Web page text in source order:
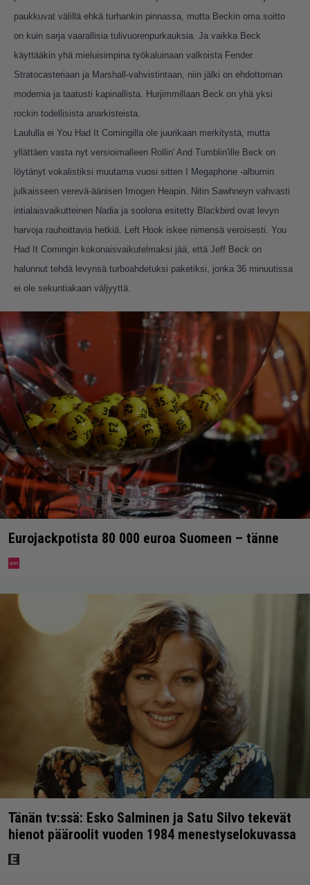
paukkuvat välillä ehkä turhankin pinnassa, mutta Beckin oma soitto
on kuin sarja vaarallisia tulivuorenpurkauksia. Ja vaikka Beck
käyttääkin yhä mieluisimpina työkaluinaan valkoista Fender
Stratocasteriaan ja Marshall-vahvistintaan, niin jälki on ehdottoman
modernia ja taatusti kapinallista. Hurjimmillaan Beck on yhä yksi
rockin todellisista anarkisteista.
Laululla ei You Had It Comingilla ole juurikaan merkitystä, mutta
yllättäen vasta nyt versioimalleen Rollin' And Tumblin'ille Beck on
löytänyt vokalistiksi muutama vuosi sitten I Megaphone -albumin
julkaisseen verevä-äänisen Imogen Heapin. Nitin Sawhneyn vahvasti
intialaisvaikutteinen Nadia ja soolona esitetty Blackbird ovat levyn
harvoja rauhoittavia hetkiä. Left Hook iskee nimensä veroisesti. You
Had It Comingin kokonaisvaikutelmaksi jää, että Jeff Beck on
halunnut tehdä levynsä turboahdetuksi paketiksi, jonka 36 minuutissa
ei ole sekuntiakaan väljyyttä.
Eurojackpotista 80 000 euroa Suomeen – tänne
Tänän tv:ssä: Esko Salminen ja Satu Silvo tekevät
hienot pääroolit vuoden 1984 menestyselokuvassa